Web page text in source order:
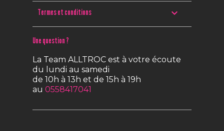
Termes et conditions 
Une question ?
La Team ALLTROC est à votre écoute
du lundi au samedi
de 10h à 13h et de 15h à 19h
au 0558417041